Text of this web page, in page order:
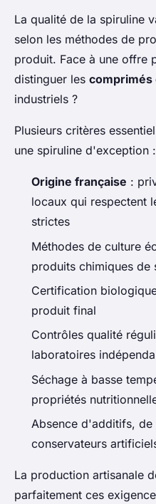
La qualité de la spiruline
selon les méthodes de
produit. Face à une offre
distinguer les comprimés
industriels ?
Plusieurs critères
une spiruline d'exception :
Origine française :
locaux qui respectent
strictes
Méthodes de culture
produits chimiques de
Certification
produit final
Contrôles qualité
laboratoires
Séchage à basse
propriétés
Absence d'additifs,
conservateurs
La production artisanale
parfaitement ces